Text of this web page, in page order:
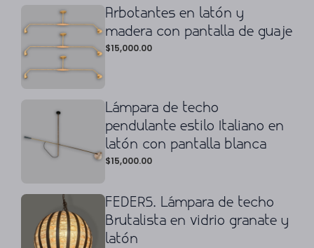
Arbotantes en latón y
madera con pantalla de guaje
$15,000.00
Lámpara de techo
pendulante estilo Italiano en
latón con pantalla blanca
$15,000.00
FEDERS. Lámpara de techo
Brutalista en vidrio granate y
latón